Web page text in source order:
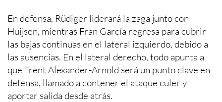
En defensa, Rüdiger liderará la zaga junto con
Huijsen, mientras Fran García regresa para cubrir
las bajas continuas en el lateral izquierdo, debido a
las ausencias. En el lateral derecho, todo apunta a
que Trent Alexander-Arnold será un punto clave en
defensa, llamado a contener el ataque culer y
aportar salida desde atrás.